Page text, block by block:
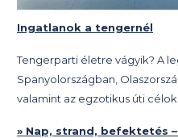
Ingatlanok a tengernél
Tengerparti életre vágyik? A
Spanyolországban,
valamint az egzotikus úti
» Nap, strand, befektetés